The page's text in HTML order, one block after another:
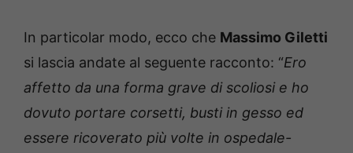
In particolar modo, ecco che Massimo Giletti
si lascia andate al seguente racconto: “Ero
affetto da una forma grave di scoliosi e ho
dovuto portare corsetti, busti in gesso ed
essere ricoverato più volte in ospedale-